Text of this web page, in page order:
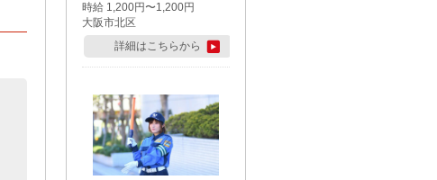
時給 1,200円〜1,200円
大阪市北区
詳細はこちらから